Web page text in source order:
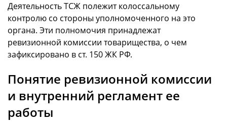
Деятельность ТСЖ полежит колоссальному
контролю со стороны уполномоченного на это
органа. Эти полномочия принадлежат
ревизионной комиссии товарищества, о чем
зафиксировано в ст. 150 ЖК РФ.
Понятие ревизионной комиссии
и внутренний регламент ее
работы